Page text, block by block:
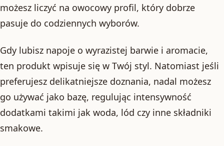
możesz liczyć na owocowy profil, który dobrze
pasuje do codziennych wyborów.
Gdy lubisz napoje o wyrazistej barwie i aromacie,
ten produkt wpisuje się w Twój styl. Natomiast jeśli
preferujesz delikatniejsze doznania, nadal możesz
go używać jako bazę, regulując intensywność
dodatkami takimi jak woda, lód czy inne składniki
smakowe.